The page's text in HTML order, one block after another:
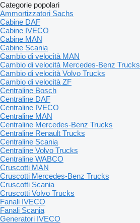
Categorie popolari
Ammortizzatori Sachs
Cabine DAF
Cabine IVECO
Cabine MAN
Cabine Scania
Cambio di velocità MAN
Cambio di velocità Mercedes-Benz Trucks
Cambio di velocità Volvo Trucks
Cambio di velocità ZF
Centraline Bosch
Centraline DAF
Centraline IVECO
Centraline MAN
Centraline Mercedes-Benz Trucks
Centraline Renault Trucks
Centraline Scania
Centraline Volvo Trucks
Centraline WABCO
Cruscotti MAN
Cruscotti Mercedes-Benz Trucks
Cruscotti Scania
Cruscotti Volvo Trucks
Fanali IVECO
Fanali Scania
Generatori IVECO